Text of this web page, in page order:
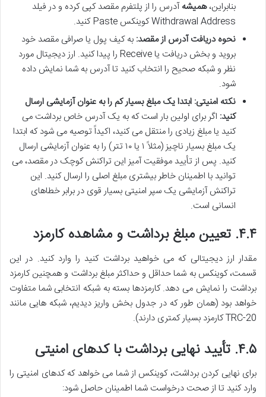
بنابراین،همیشهآدرس را از پلتفرم مقصد کپی کرده و در فیلد
Withdrawal Address کوینکس Paste کنید.
نحوه دریافت آدرس از مقصد: به کیف پول یا صرافی مقصد خود
بروید و بخش دریافت یا Receive را پیدا کنید. ارز دیجیتال مورد
نظر و شبکه صحیح را انتخاب کنید تا آدرس به شما نمایش داده
شود.
نکته امنیتی: ابتدا یک مبلغ بسیار کم را به عنوان آزمایشی ارسال
کنید: اگر برای اولین بار است که به یک آدرس خاص برداشت می
کنید یا مبلغ زیادی را منتقل می کنید، اکیداً توصیه می شود که ابتدا
یک مبلغ بسیار ناچیز (مثلاً ۱ یا ۱۰ تتر) را به عنوان آزمایشی ارسال
کنید. پس از تأیید موفقیت آمیز این تراکنش کوچک در مقصد، می
توانید با اطمینان خاطر بیشتری مبلغ اصلی را ارسال کنید. این
تراکنش آزمایشی یک سپر امنیتی بسیار قوی در برابر خطاهای
انسانی است.
۴.۴. تعیین مبلغ برداشت و مشاهده کارمزد
مقدار ارز دیجیتالی که می خواهید برداشت کنید را وارد کنید. در این
قسمت، کوینکس به شما حداقل و حداکثر مبلغ برداشت و همچنین کارمزد
برداشت را نمایش می دهد. کارمزدها بسته به شبکه انتخابی شما متفاوت
خواهد بود (همان طور که در جدول بخش واریز دیدیم، شبکه هایی مانند
TRC-20 کارمزد بسیار کمتری دارند).
۴.۵. تأیید نهایی برداشت با کدهای امنیتی
برای نهایی کردن برداشت، کوینکس از شما می خواهد که کدهای امنیتی را
وارد کنید تا از صحت درخواست شما اطمینان حاصل شود: